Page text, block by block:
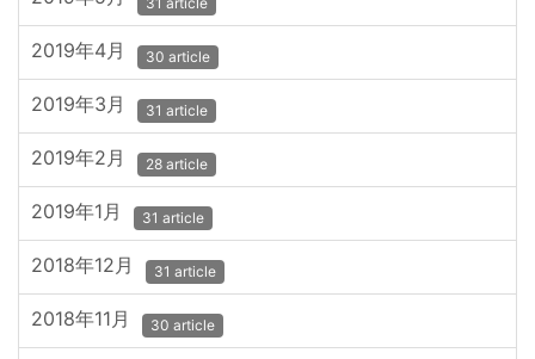
2019年4月 30 article
2019年3月 31 article
2019年2月 28 article
2019年1月 31 article
2018年12月 31 article
2018年11月 30 article